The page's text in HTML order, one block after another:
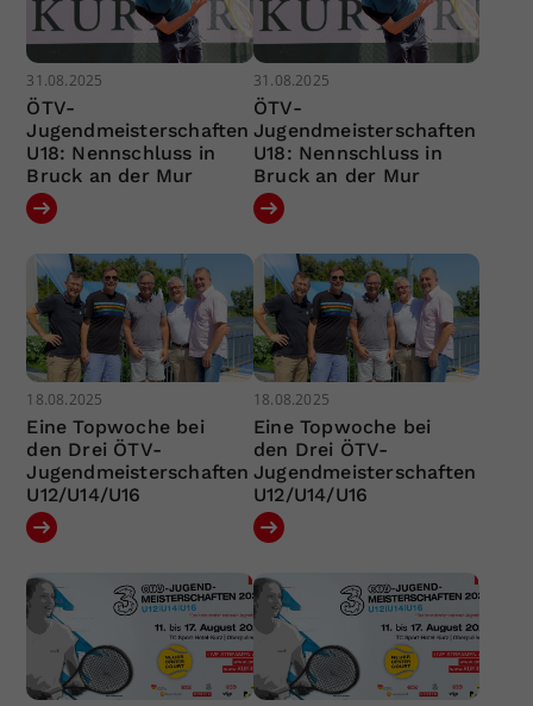
31.08.2025
ÖTV-
Jugendmeisterschaften
U18: Nennschluss in
Bruck an der Mur
31.08.2025
ÖTV-
Jugendmeisterschaften
U18: Nennschluss in
Bruck an der Mur
18.08.2025
Eine Topwoche bei
den Drei ÖTV-
Jugendmeisterschaften
U12/U14/U16
18.08.2025
Eine Topwoche bei
den Drei ÖTV-
Jugendmeisterschaften
U12/U14/U16